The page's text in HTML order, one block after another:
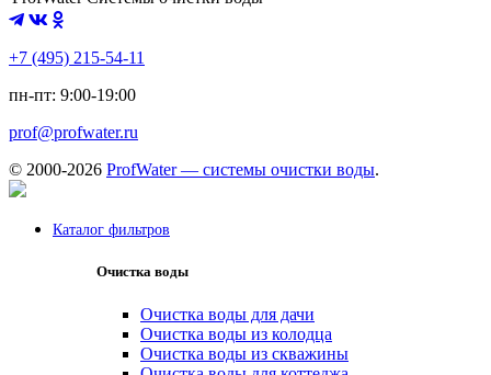
+7 (495) 215-54-11
пн-пт: 9:00-19:00
prof@profwater.ru
© 2000-2026 ProfWater — системы очистки воды.
Каталог фильтров
Очистка воды
Очистка воды для дачи
Очистка воды из колодца
Очистка воды из скважины